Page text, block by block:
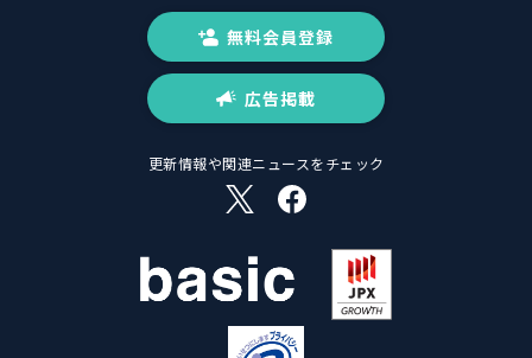
無料会員登録
広告掲載
更新情報や関連ニュースをチェック